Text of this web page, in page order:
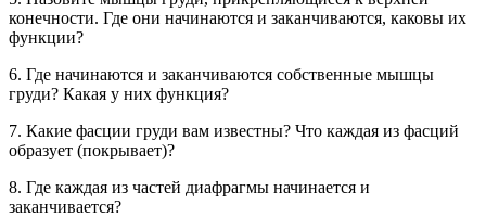
конечности. Где они начинаются и заканчиваются, каковы их
функции?
6. Где начинаются и заканчиваются собственные мышцы
груди? Какая у них функция?
7. Какие фасции груди вам известны? Что каждая из фасций
образует (покрывает)?
8. Где каждая из частей диафрагмы начинается и
заканчивается?